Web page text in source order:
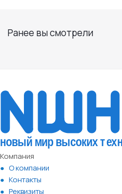
Ранее вы смотрели
Компания
О компании
Контакты
Реквизиты